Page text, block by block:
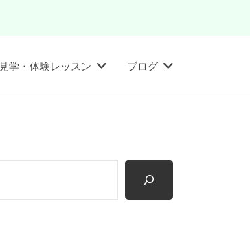
見学・体験レッスン ブログ